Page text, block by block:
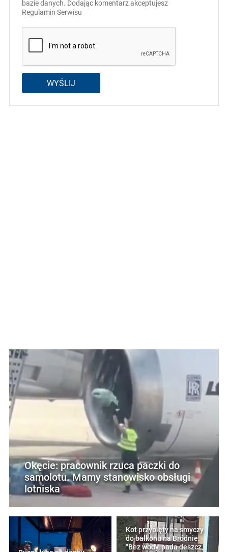
bazie danych. Dodając komentarz akceptujesz
Regulamin Serwisu
WYŚLIJ
Okęcie: pracownik rzuca paczki do
samolotu. Mamy stanowisko obsługi
lotniska
Kot przypięty na smyczy
do balkonu na Bródnie.
"Bez wody, pada deszcz,